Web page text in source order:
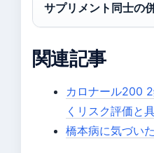
サプリメント同士の
関連記事
カロナール200
くリスク評価と
橋本病に気づい